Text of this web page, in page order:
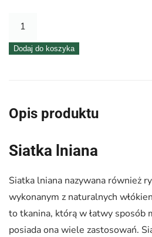
ilość
lniana
5
–
04
Dodaj do koszyka
Opis produktu
Siatka lniana
Siatka lniana nazywana również
wykonanym z naturalnych
to tkanina, którą w łatwy sposób
posiada ona wiele zastosowań.